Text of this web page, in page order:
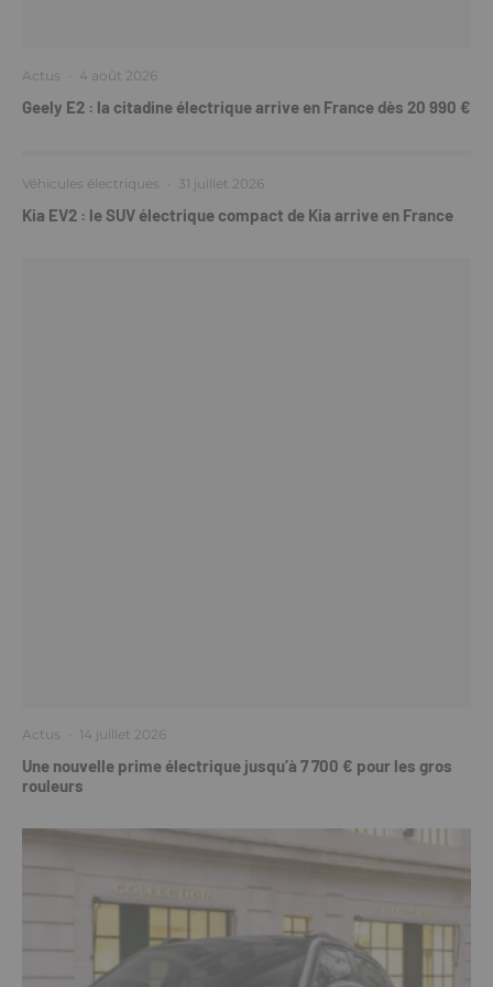
Actus · 4 août 2026
Geely E2 : la citadine électrique arrive en France dès 20 990 €
Véhicules électriques · 31 juillet 2026
Kia EV2 : le SUV électrique compact de Kia arrive en France
Actus · 14 juillet 2026
Une nouvelle prime électrique jusqu’à 7 700 € pour les gros
rouleurs